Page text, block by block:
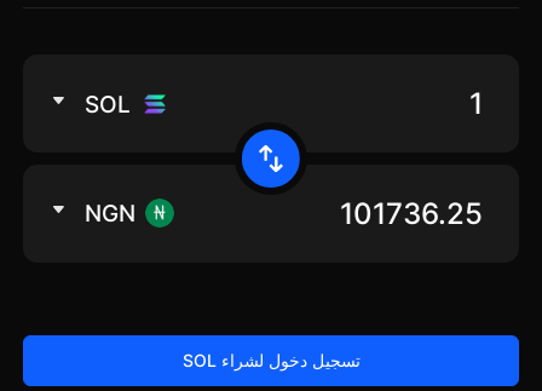
SOL
NGN
تسجيل دخول لشراء SOL